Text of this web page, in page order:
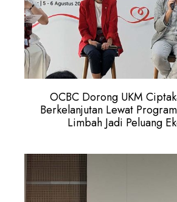
OCBC Dorong UKM
Berkelanjutan Lewat
Limbah Jadi Peluang